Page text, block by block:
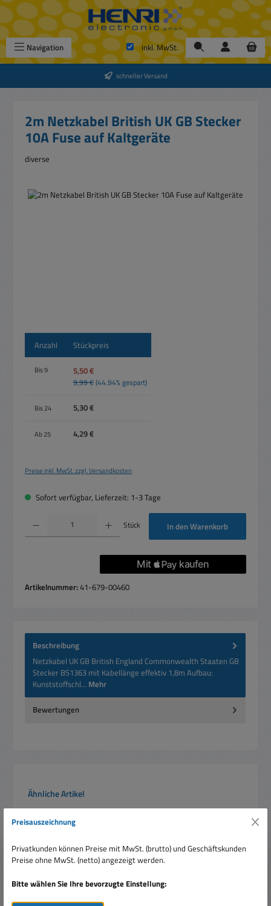
Zum Hauptinhalt springen
Navigation inkl. MwSt.
schneller Versand
2m Netzkabel British UK GB Stecker
10A Fuse auf Kaltgeräte
diverse
Bildergalerie überspringen
Anzahl Stückpreis
Bis9 5,50 €
9,99 €(44.94% gespart)
Bis24 5,30 €
Ab 25 4,29 €
Preise inkl. MwSt. zzgl. Versandkosten
Sofort verfügbar, Lieferzeit: 1-3 Tage
Produkt Anzahl: Gib den gewünschten Wert ein oder benutze die Schaltflächen um
Stück In den Warenkorb
Artikelnummer:41-679-00460
Beschreibung
Netzkabel UK GB British England Commonwealth Staaten GB
Stecker BS1363 mit Kabellänge effektiv 1,8m Aufbau:
Kunststoffschl… Mehr
Bewertungen
Produktgalerie überspringen
Ähnliche Artikel
Preisauszeichnung
Privatkunden können Preise mit MwSt. (brutto) und Geschäftskunden
Preise ohne MwSt. (netto) angezeigt werden.
Bitte wählen Sie Ihre bevorzugte Einstellung: